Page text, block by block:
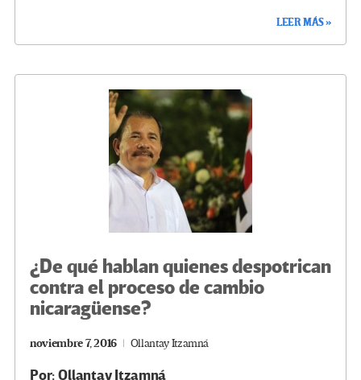
m n
ar
tir
LEER MÁS »
¿De qué hablan quienes despotrican
contra el proceso de cambio
nicaragüense?
noviembre 7, 2016 Ollantay Itzamná
Por: Ollantay Itzamná